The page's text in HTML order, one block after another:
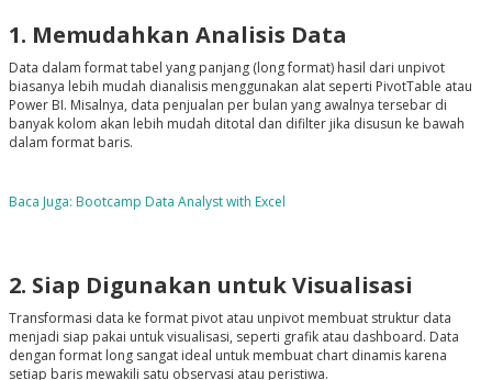
1. Memudahkan Analisis Data
Data dalam format tabel yang panjang (long format) hasil dari unpivot
biasanya lebih mudah dianalisis menggunakan alat seperti PivotTable atau
Power BI. Misalnya, data penjualan per bulan yang awalnya tersebar di
banyak kolom akan lebih mudah ditotal dan difilter jika disusun ke bawah
dalam format baris.
Baca Juga: Bootcamp Data Analyst with Excel
2. Siap Digunakan untuk Visualisasi
Transformasi data ke format pivot atau unpivot membuat struktur data
menjadi siap pakai untuk visualisasi, seperti grafik atau dashboard. Data
dengan format long sangat ideal untuk membuat chart dinamis karena
setiap baris mewakili satu observasi atau peristiwa.